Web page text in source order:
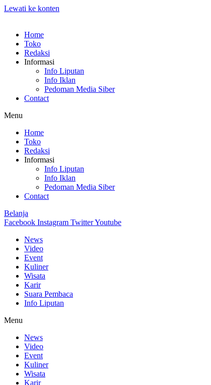
Lewati ke konten
Home
Toko
Redaksi
Informasi
Info Liputan
Info Iklan
Pedoman Media Siber
Contact
Menu
Home
Toko
Redaksi
Informasi
Info Liputan
Info Iklan
Pedoman Media Siber
Contact
Belanja
Facebook Instagram TwitterYoutube
News
Video
Event
Kuliner
Wisata
Karir
Suara Pembaca
Info Liputan
Menu
News
Video
Event
Kuliner
Wisata
Karir